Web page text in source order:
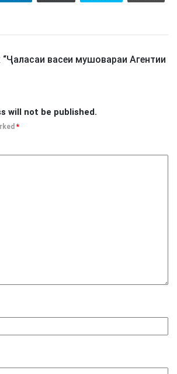
Ҷаласаи васеи мушовараи Агентии
will not be published.
*